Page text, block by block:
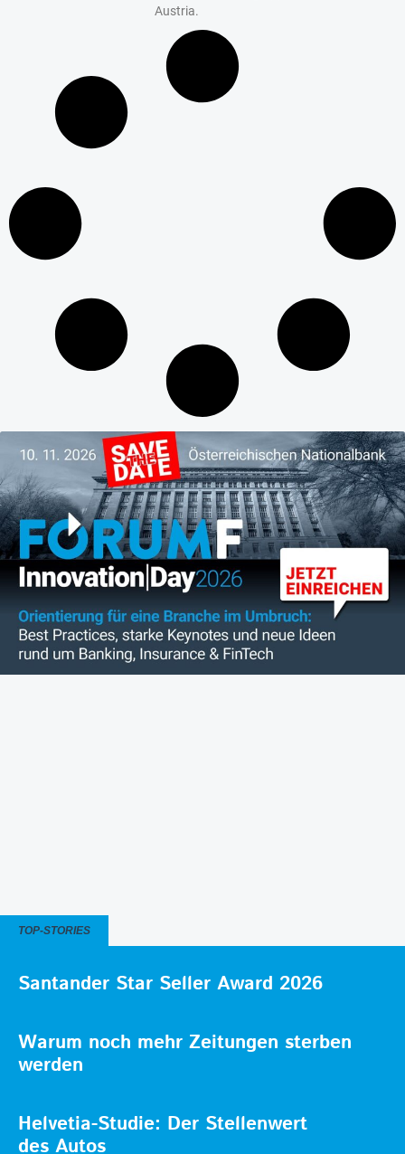
Austria.
TOP-STORIES
Santander Star Seller Award 2026
Warum noch mehr Zeitungen sterben
werden
Helvetia-Studie: Der Stellenwert
des Autos